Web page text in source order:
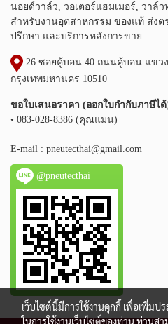
นอยด์วาล์ว, วอเตอร์แฮมเมอร์, วาล์
สำหรับงานอุตสาหกรรม ของแท้ ส่งต
ปรึกษา และบริการหลังการขาย
26 ซอยคู้บอน 40 ถนนคู้บอน แขว
กรุงเทพมหานคร 10510
ขอใบเสนอราคา (ออกใบกำกับภาษีได้
• 083-028-8386 (คุณแมน)
E-mail : pneutecthai@gmail.com
@pneutecthai
เว็บไซต์นี้มีการใช้งานคุกกี้ เพื่อเพิ่ม
ในการใช้งานเว็บไซต์ของท่าน ท่านส